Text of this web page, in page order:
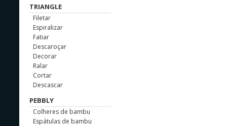
TRIANGLE
Filetar
Espiralizar
Fatiar
Descaroçar
Decorar
Ralar
Cortar
Descascar
PEBBLY
Colheres de bambu
Espátulas de bambu